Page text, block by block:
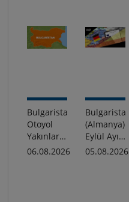
Bulgaristan:
Otoyol
Yakınlarında
Çıkan
06.08.2026
Bulgaristan
(Almanya)
Eylül Ayı
Randevuları
05.08.2026